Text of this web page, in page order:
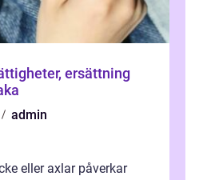
admin
eller axlar påverkar